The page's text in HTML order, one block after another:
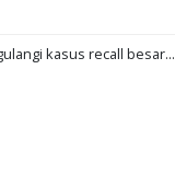
kasus recall besar...